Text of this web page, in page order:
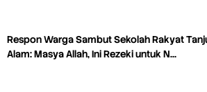
Respon Warga Sambut Sekolah Rakyat
Alam: Masya Allah, Ini Rezeki untuk N…